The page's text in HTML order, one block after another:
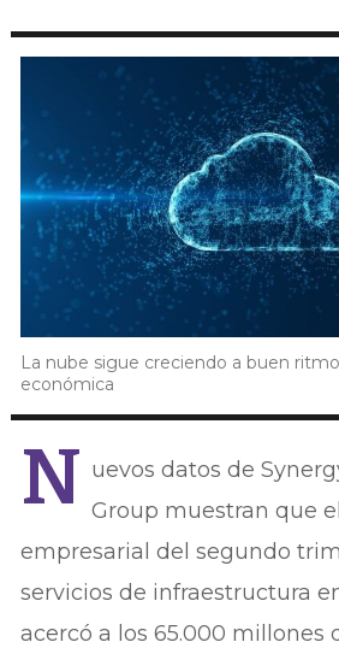
La nube sigue creciendo a buen
económica
N uevos datos de
Group muestran que
empresarial del segundo
servicios de infraestructura
acercó a los 65.000 millones